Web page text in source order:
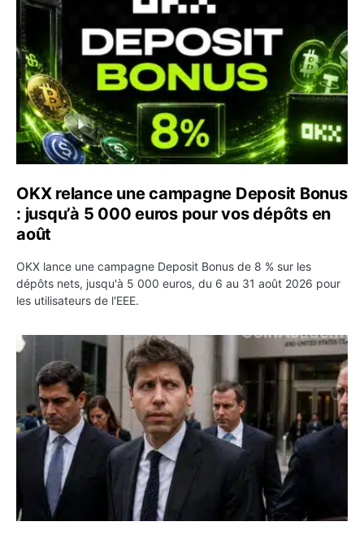
OKX relance une campagne Deposit Bonus
: jusqu’à 5 000 euros pour vos dépôts en
août
OKX lance une campagne Deposit Bonus de 8 % sur les
dépôts nets, jusqu'à 5 000 euros, du 6 au 31 août 2026 pour
les utilisateurs de l'EEE.
OpenAI demande le rejet de la plainte d’Apple et